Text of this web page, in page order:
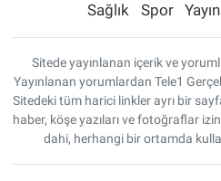
Sağlık
Spor
Sitede yayınlanan içerik ve
Yayınlanan yorumlardan Tele1
Sitedeki tüm harici linkler ayrı bir
haber, köşe yazıları ve fotoğraflar
dahi, herhangi bir ortamda